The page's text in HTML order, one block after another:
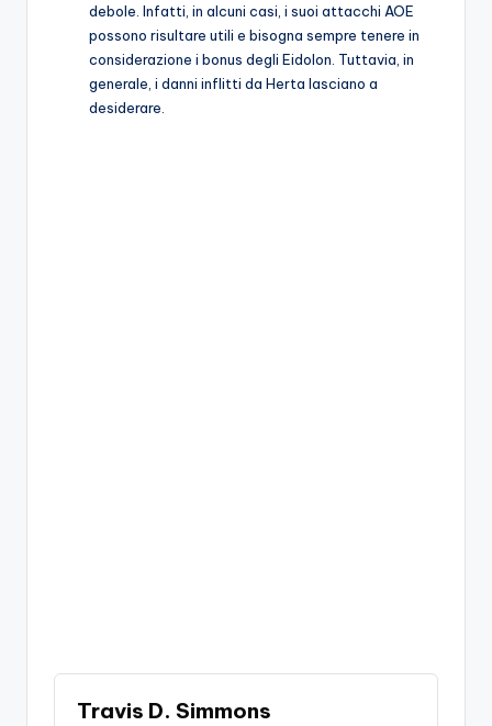
debole. Infatti, in alcuni casi, i suoi attacchi AOE
possono risultare utili e bisogna sempre tenere in
considerazione i bonus degli Eidolon. Tuttavia, in
generale, i danni inflitti da Herta lasciano a
desiderare.
Travis D. Simmons